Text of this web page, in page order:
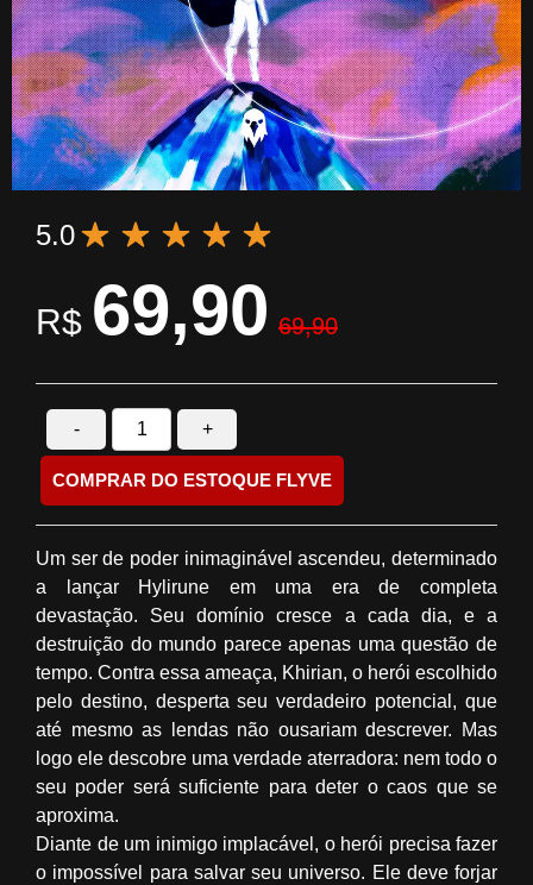
5.0
R$ 69,90 69,90
- +
COMPRAR DO ESTOQUE FLYVE
Um ser de poder inimaginável ascendeu, determinado
a lançar Hylirune em uma era de completa
devastação. Seu domínio cresce a cada dia, e a
destruição do mundo parece apenas uma questão de
tempo. Contra essa ameaça, Khirian, o herói escolhido
pelo destino, desperta seu verdadeiro potencial, que
até mesmo as lendas não ousariam descrever. Mas
logo ele descobre uma verdade aterradora: nem todo o
seu poder será suficiente para deter o caos que se
aproxima.
Diante de um inimigo implacável, o herói precisa fazer
o impossível para salvar seu universo. Ele deve forjar